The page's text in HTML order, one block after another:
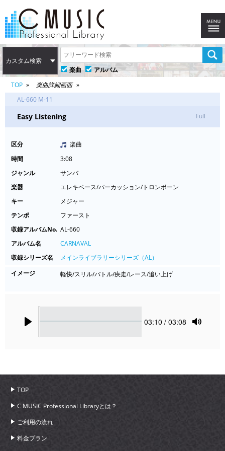
カスタム検索
楽曲
アルバム
TOP
楽曲詳細画面
AL-660 M-11
Easy Listening Full
区分
楽曲
時間
3:08
ジャンル
サンバ
楽器
エレキベース/パーカッション/トロンボーン
キー
メジャー
テンポ
ファースト
収録アルバムNo. AL-660
アルバム名
CARNAVAL
収録シリーズ名
メインライブラリーシリーズ（AL）
イメージ
軽快/スリル/バトル/疾走/レース/追い上げ
Current
03:10 / 03:08
TOP
C MUSIC Professional Libraryとは？
ご利用の流れ
料金プラン